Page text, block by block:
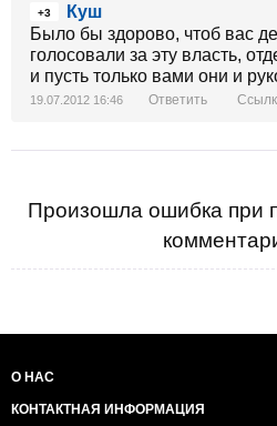
+3
Куш
Было бы здорово, чтоб вас
голосовали за эту власть,
и пусть только вами они и
19.07.2012 16:46 Ответить
Произошла ошибка при
О НАС
КОНТАКТНАЯ ИНФОРМАЦИЯ